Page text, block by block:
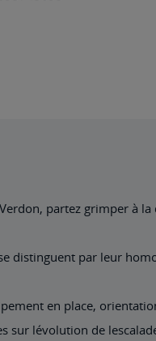
partez grimper à la
distinguent par leur
en place,
sur lévolution de